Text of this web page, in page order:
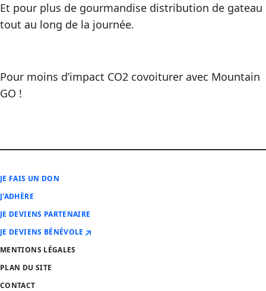
Et pour plus de gourmandise distribution de gateau
tout au long de la journée.
Pour moins d’impact CO2 covoiturer avec Mountain
GO !
JE FAIS UN DON
J'ADHÈRE
JE DEVIENS PARTENAIRE
JE DEVIENS BÉNÉVOLE
MENTIONS LÉGALES
PLAN DU SITE
CONTACT